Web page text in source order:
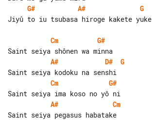
G#
A#
G
Jiyû to iu tsubasa hiroge kakete yuke
Cm
G#
A#
D#
G
Cm
G#
A#
Cm
Saint seiya pegasus habatake